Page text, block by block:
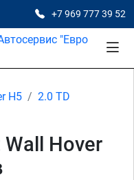
+7 969 777 39 52
H5
2.0 TD
Hover